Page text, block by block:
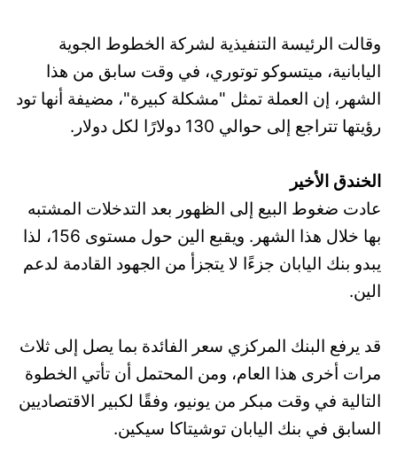
وقالت الرئيسة التنفيذية لشركة الخطوط الجوية
اليابانية، ميتسوكو توتوري، في وقت سابق من هذا
الشهر، إن العملة تمثل "مشكلة كبيرة"، مضيفة أنها تود
رؤيتها تتراجع إلى حوالي 130 دولارًا لكل دولار.
الخندق الأخير
عادت ضغوط البيع إلى الظهور بعد التدخلات المشتبه
بها خلال هذا الشهر. ويقبع الين حول مستوى 156، لذا
يبدو بنك اليابان جزءًا لا يتجزأ من الجهود القادمة لدعم
الين.
قد يرفع البنك المركزي سعر الفائدة بما يصل إلى ثلاث
مرات أخرى هذا العام، ومن المحتمل أن تأتي الخطوة
التالية في وقت مبكر من يونيو، وفقًا لكبير الاقتصاديين
السابق في بنك اليابان توشيتاكا سيكين.